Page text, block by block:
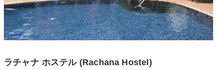
ラチャナ ホステル (Rachana Hostel)